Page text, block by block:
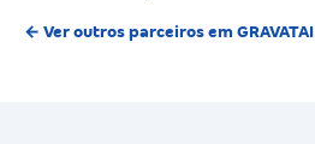
← Ver outros parceiros em GRAVATAI